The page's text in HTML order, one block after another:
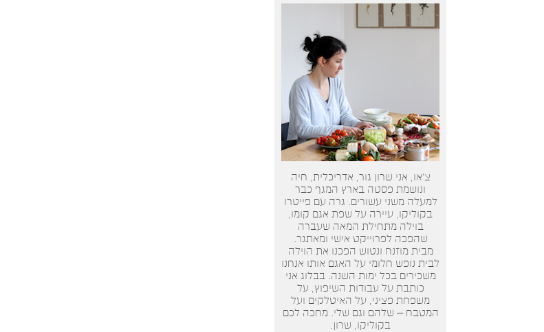
צ’או, אני שרון גור, אדריכלית, חיה
ונושמת פסטה בארץ המגף כבר
למעלה משני עשורים. גרה עם פייטרו
בקוליקו, עיירה על שפת אגם קומו,
בוילה מתחילת המאה שעברה
שהפכה לפרוייקט אישי ומאתגר.
מבית מוזנח ונטוש הפכנו את הוילה
לבית נופש חלומי על האגם אותו אנחנו
משכירים בכל ימות השנה. בבלוג אני
כותבת על עבודות השיפוץ, על
משפחת פציני, על האיטלקים ועל
המטבח – שלהם וגם שלי. מחכה לכם
בקוליקו, שרון.